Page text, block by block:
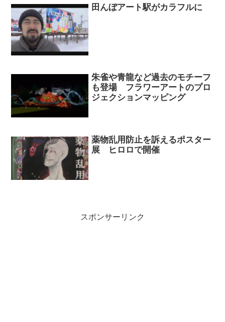
田んぼアート駅がカラフルに
朱雀や青龍など過去のモチーフ
も登場 フラワーアートのプロ
ジェクションマッピング
薬物乱用防止を訴えるポスター
展 ヒロロで開催
スポンサーリンク